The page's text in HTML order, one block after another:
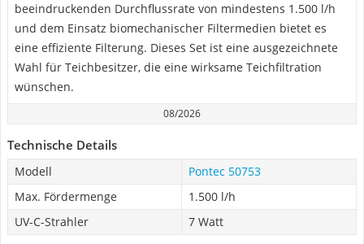
beeindruckenden Durchflussrate von mindestens 1.500 l/h
und dem Einsatz biomechanischer Filtermedien bietet es
eine effiziente Filterung. Dieses Set ist eine ausgezeichnete
Wahl für Teichbesitzer, die eine wirksame Teichfiltration
wünschen.
08/2026
Technische Details
Modell
Pontec 50753
Max. Fördermenge
1.500 l/h
UV-C-Strahler
7 Watt